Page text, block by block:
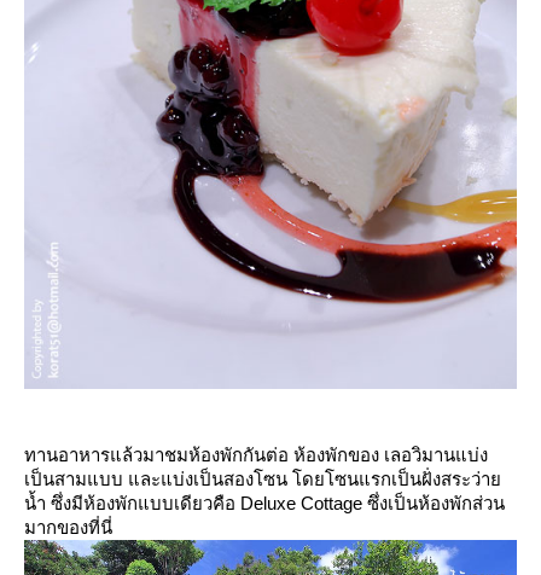
ทานอาหารแล้วมาชมห้องพักกันต่อ ห้องพักของ เลอวิมานแบ่ง
เป็นสามแบบ และแบ่งเป็นสองโซน โดยโซนแรกเป็นฝั่งสระว่า
น้ำ ซึ่งมีห้องพักแบบเดียวคือ Deluxe Cottage ซึ่งเป็นห้องพักส่วน
มากของที่นี่